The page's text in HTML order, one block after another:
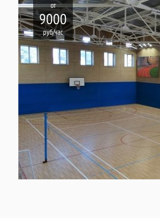
от
9000
руб/час